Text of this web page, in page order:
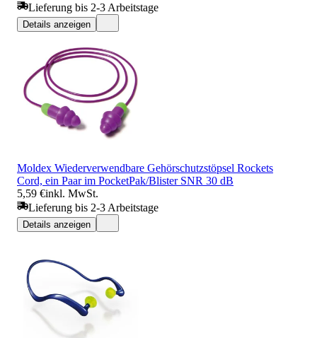
Lieferung bis 2-3 Arbeitstage
Details anzeigen
Moldex Wiederverwendbare Gehörschutzstöpsel Rockets
Cord, ein Paar im PocketPak/Blister SNR 30 dB
5,59 €inkl. MwSt.
Lieferung bis 2-3 Arbeitstage
Details anzeigen